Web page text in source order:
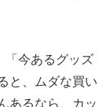
「今あるグッズ
と、ムダな買い
あるなら、カッ